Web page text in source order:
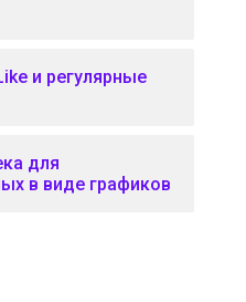
и регулярные
для
в виде графиков